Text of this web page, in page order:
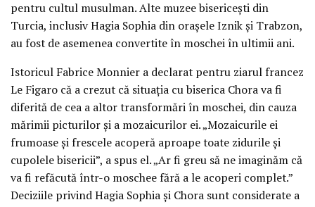
pentru cultul musulman. Alte muzee bisericești din
Turcia, inclusiv Hagia Sophia din orașele Iznik și Trabzon,
au fost de asemenea convertite în moschei în ultimii ani.
Istoricul Fabrice Monnier a declarat pentru ziarul francez
Le Figaro că a crezut că situația cu biserica Chora va fi
diferită de cea a altor transformări în moschei, din cauza
mărimii picturilor și a mozaicurilor ei. „Mozaicurile ei
frumoase și frescele acoperă aproape toate zidurile și
cupolele bisericii”, a spus el. „Ar fi greu să ne imaginăm că
va fi refăcută într-o moschee fără a le acoperi complet.”
Deciziile privind Hagia Sophia și Chora sunt considerate a